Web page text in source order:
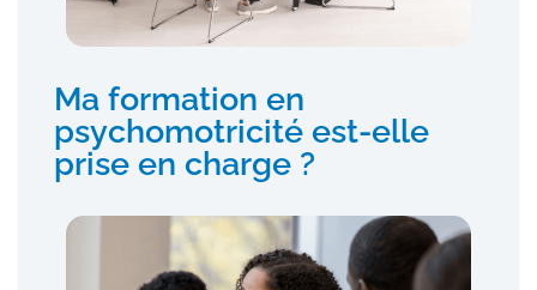
Ma formation en
psychomotricité est-elle
prise en charge ?